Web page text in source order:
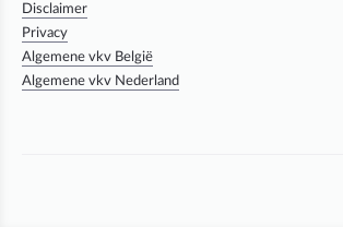
Disclaimer
Privacy
Algemene vkv België
Algemene vkv Nederland